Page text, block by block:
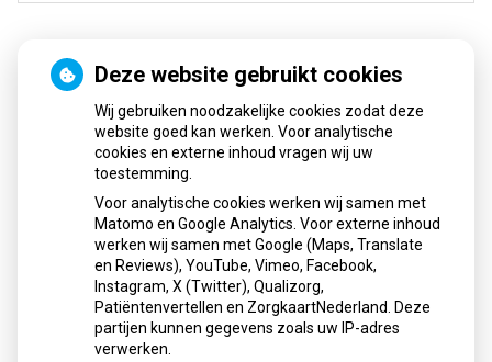
Nieuws
Sinds huisartsen afslankmedicijnen mogen voorschrijven,
neemt gebruik toe
Schurft sinds corona geen vergeten ziekte meer: aantal
uitbraken fors gestegen
Stoppen met afslankmedicijnen betekent zonder
leefstijlaanpassingen weer gewichtstoename
Kookadvies drinkwater in provincie Utrecht vanwege
besmetting
Terugroepactie babyvoeding Nestlé: bacterie kan baby’s
Deze website gebruikt cookies
Wij gebruiken noodzakelijke cookies zodat deze
website goed kan werken. Voor analytische
cookies en externe inhoud vragen wij uw
toestemming.
Voor analytische cookies werken wij samen met
Matomo en Google Analytics. Voor externe inhoud
werken wij samen met Google (Maps, Translate
en Reviews), YouTube, Vimeo, Facebook,
Instagram, X (Twitter), Qualizorg,
Patiëntenvertellen en ZorgkaartNederland. Deze
partijen kunnen gegevens zoals uw IP-adres
verwerken.